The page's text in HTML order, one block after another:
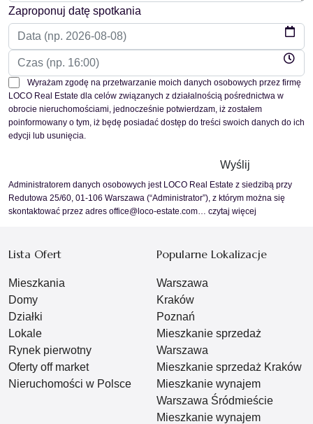
Zaproponuj datę spotkania
Wyrażam zgodę na przetwarzanie moich danych osobowych przez firmę
LOCO Real Estate dla celów związanych z działalnością pośrednictwa w
obrocie nieruchomościami, jednocześnie potwierdzam, iż zostałem
poinformowany o tym, iż będę posiadać dostęp do treści swoich danych do ich
edycji lub usunięcia.
Administratorem danych osobowych jest LOCO Real Estate z siedzibą przy
Redutowa 25/60, 01-106 Warszawa (“Administrator”), z którym można się
skontaktować przez adres office@loco-estate.com… czytaj więcej
Lista Ofert
Mieszkania
Domy
Działki
Lokale
Rynek pierwotny
Oferty off market
Nieruchomości w Polsce
Popularne Lokalizacje
Warszawa
Kraków
Poznań
Mieszkanie sprzedaż
Warszawa
Mieszkanie sprzedaż Kraków
Mieszkanie wynajem
Warszawa Śródmieście
Mieszkanie wynajem